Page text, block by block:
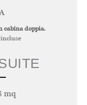
cabina doppia.
mq